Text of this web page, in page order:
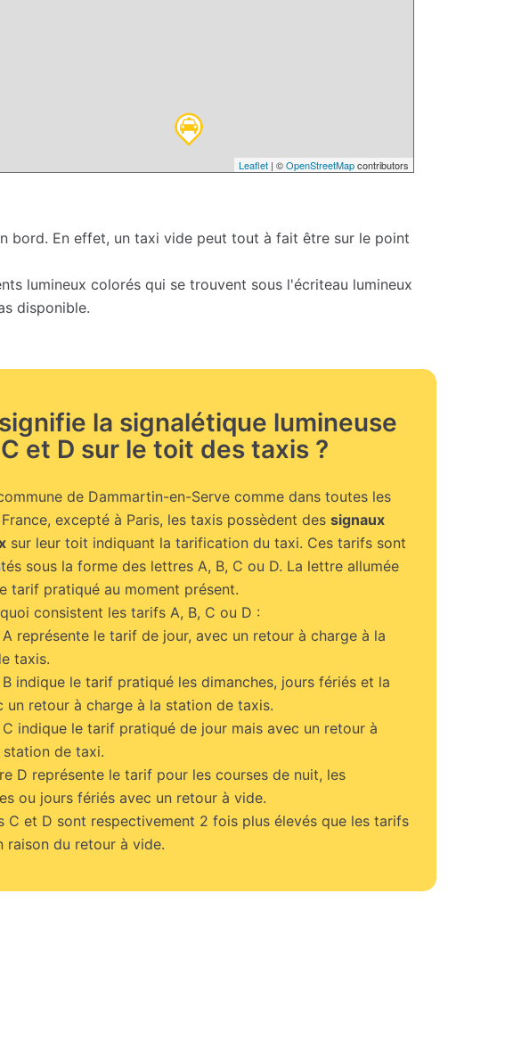
Leaflet | ©OpenStreetMapcontributors
bord. En effet, un taxi vide peut tout à fait être sur le point
lumineux colorés qui se trouvent sous l'écriteau lumineux
disponible.
la signalétique lumineuse
et D sur le toit des taxis ?
de Dammartin-en-Serve comme dans toutes les
excepté à Paris, les taxis possèdent des signaux
sur leur toit indiquant la tarification du taxi. Ces tarifs sont
sous la forme des lettres A, B, C ou D. La lettre allumée
tarif pratiqué au moment présent.
consistent les tarifs A, B, C ou D :
représente le tarif de jour, avec un retour à charge à la
taxis.
indique le tarif pratiqué les dimanches, jours fériés et la
un retour à charge à la station de taxis.
indique le tarif pratiqué de jour mais avec un retour à
de taxi.
D représente le tarif pour les courses de nuit, les
ou jours fériés avec un retour à vide.
C et D sont respectivement 2 fois plus élevés que les tarifs
raison du retour à vide.